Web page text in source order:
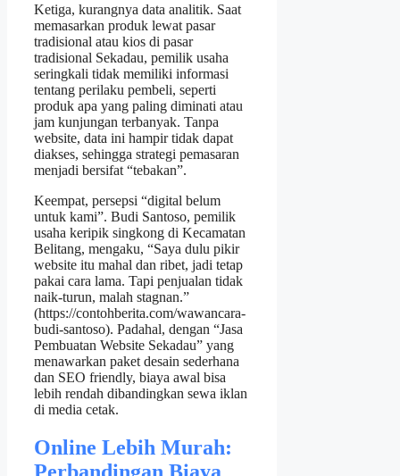
Ketiga, kurangnya data analitik. Saat
memasarkan produk lewat pasar
tradisional atau kios di pasar
tradisional Sekadau, pemilik usaha
seringkali tidak memiliki informasi
tentang perilaku pembeli, seperti
produk apa yang paling diminati atau
jam kunjungan terbanyak. Tanpa
website, data ini hampir tidak dapat
diakses, sehingga strategi pemasaran
menjadi bersifat “tebakan”.
Keempat, persepsi “digital belum
untuk kami”. Budi Santoso, pemilik
usaha keripik singkong di Kecamatan
Belitang, mengaku, “Saya dulu pikir
website itu mahal dan ribet, jadi tetap
pakai cara lama. Tapi penjualan tidak
naik‑turun, malah stagnan.”
(https://contohberita.com/wawancara-
budi-santoso). Padahal, dengan “Jasa
Pembuatan Website Sekadau” yang
menawarkan paket desain sederhana
dan SEO friendly, biaya awal bisa
lebih rendah dibandingkan sewa iklan
di media cetak.
Online Lebih Murah:
Perbandingan Biaya